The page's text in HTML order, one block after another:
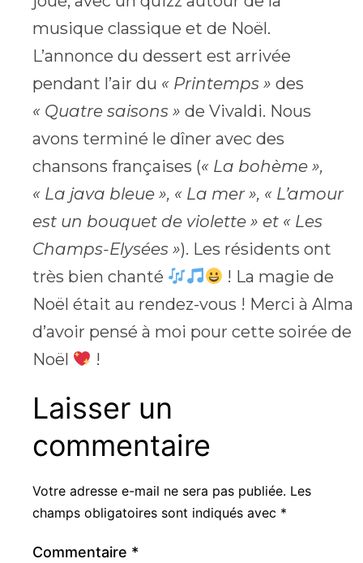
musique classique et de Noël.
L’annonce du dessert est arrivée
pendant l’air du « Printemps » des
« Quatre saisons » de Vivaldi. Nous
avons terminé le dîner avec des
chansons françaises (« La bohème »,
« La java bleue », « La mer », « L’amour
est un bouquet de violette » et « Les
Champs-Elysées »). Les résidents ont
très bien chanté
! La magie de
Noël était au rendez-vous ! Merci à Alma
d’avoir pensé à moi pour cette soirée de
Noël
!
Laisser un
commentaire
Votre adresse e-mail ne sera pas publiée. Les
champs obligatoires sont indiqués avec *
Commentaire *